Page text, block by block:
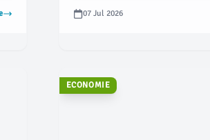
contextul incendiilor de
recent la nivel naţional. Conform
07 Jul 2026
ECONOMIE